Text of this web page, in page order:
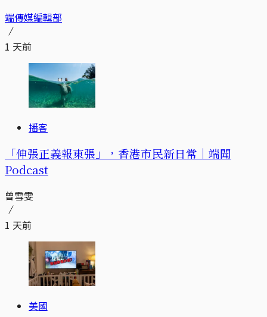
端傳媒編輯部
1 天前
播客
「伸張正義報東張」，香港市民新日常｜端聞
Podcast
曾雪雯
1 天前
美國